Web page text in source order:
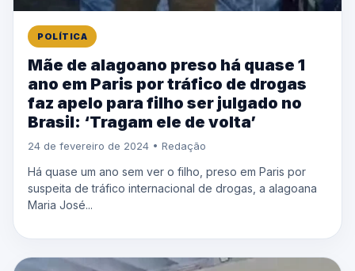
POLÍTICA
Mãe de alagoano preso há quase 1
ano em Paris por tráfico de drogas
faz apelo para filho ser julgado no
Brasil: ‘Tragam ele de volta’
24 de fevereiro de 2024 • Redação
Há quase um ano sem ver o filho, preso em Paris por
suspeita de tráfico internacional de drogas, a alagoana
Maria José...